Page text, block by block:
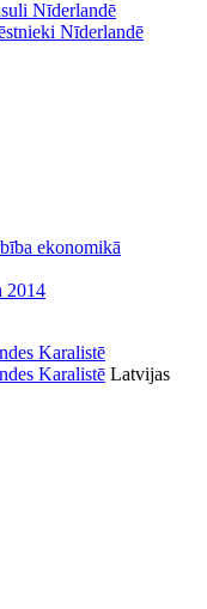
Nīderlandē
Nīderlandē
ekonomikā
2014
Latvijas